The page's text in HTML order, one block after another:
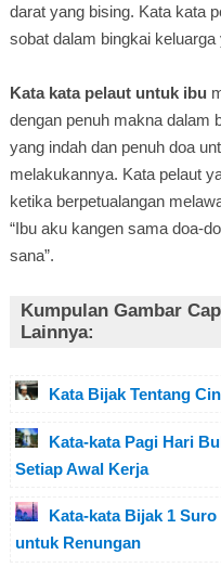
darat yang bising. Kata kata
sobat dalam bingkai
Kata kata pelaut untuk ibu
dengan penuh makna dalam
yang indah dan penuh doa
melakukannya. Kata pelaut
ketika berpetualangan
“Ibu aku kangen sama doa-
sana”.
Kumpulan Gambar
Lainnya:
Kata Bijak Tentang
Kata-kata Pagi Hari
Setiap Awal Kerja
Kata-kata Bijak 1
untuk Renungan